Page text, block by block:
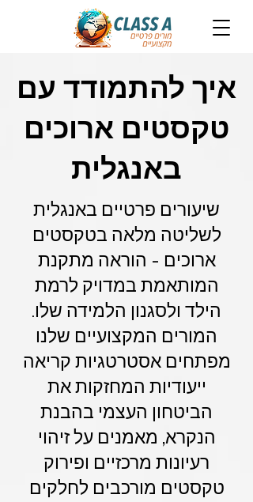
איך להתמודד עם
טקסטים ארוכים
באנגלית
שיעורים פרטיים באנגלית
לשליטה מלאה בטקסטים
ארוכים - הוראה מתקנת
המותאמת במדויק לרמת
הילד ולסגנון הלמידה שלו.
המורים המקצועיים שלנו
מפתחים אסטרטגיות קריאה
ייעודיות המחזקות את
הביטחון העצמי בהבנת
הנקרא, מאמנים על זיהוי
רעיונות מרכזיים ופירוק
טקסטים מורכבים לחלקים